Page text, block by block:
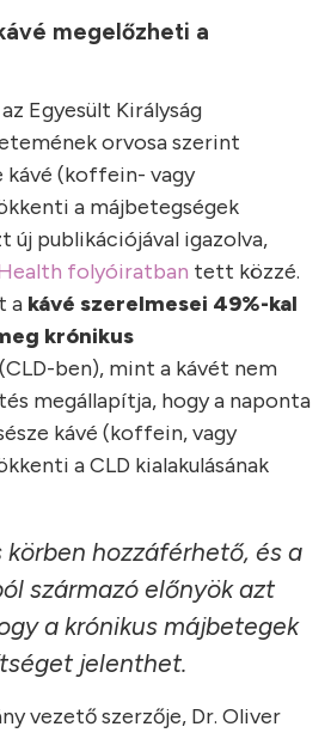
megelőzheti a
Egyesült Királyság
orvosa szerint
kávé (koffein- vagy
a májbetegségek
új publikációjával igazolva,
folyóiratban tett közzé.
a kávé szerelmesei 49%-kal
krónikus
(CLD-ben), mint a kávét nem
megállapítja, hogy a naponta
kávé (koffein, vagy
a CLD kialakulásának
körben hozzáférhető, és a
származó előnyök azt
a krónikus májbetegek
jelenthet.
vezető szerzője, Dr. Oliver